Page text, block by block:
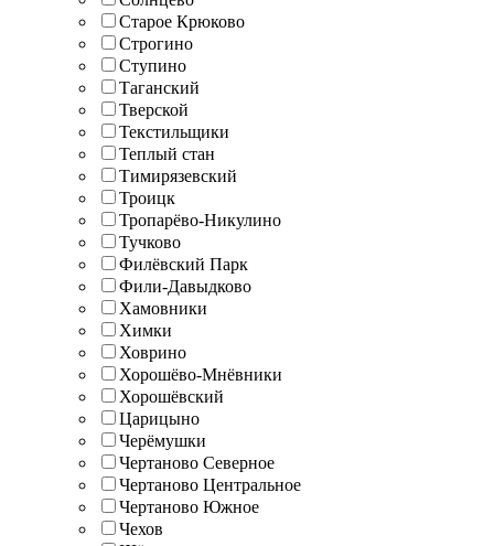
Старое Крюково
Строгино
Ступино
Таганский
Тверской
Текстильщики
Теплый стан
Тимирязевский
Троицк
Тропарёво-Никулино
Тучково
Филёвский Парк
Фили-Давыдково
Хамовники
Химки
Ховрино
Хорошёво-Мнёвники
Хорошёвский
Царицыно
Черёмушки
Чертаново Северное
Чертаново Центральное
Чертаново Южное
Чехов